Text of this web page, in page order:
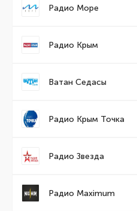
Радио Море
Радио Крым
Ватан Седасы
Радио Крым Точка
Радио Звезда
Радио Maximum